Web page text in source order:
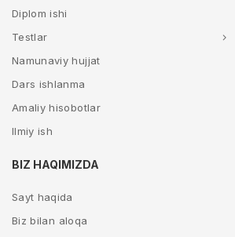
Diplom ishi
Testlar
Namunaviy hujjat
Dars ishlanma
Amaliy hisobotlar
Ilmiy ish
BIZ HAQIMIZDA
Sayt haqida
Biz bilan aloqa